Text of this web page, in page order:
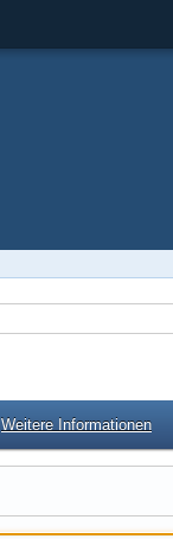
Weitere Informationen